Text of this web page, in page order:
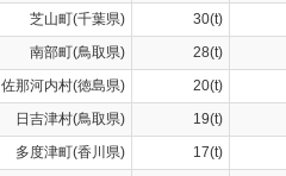
芝山町(千葉県)
30(t)
南部町(鳥取県)
28(t)
佐那河内村(徳島県)
20(t)
日吉津村(鳥取県)
19(t)
多度津町(香川県)
17(t)